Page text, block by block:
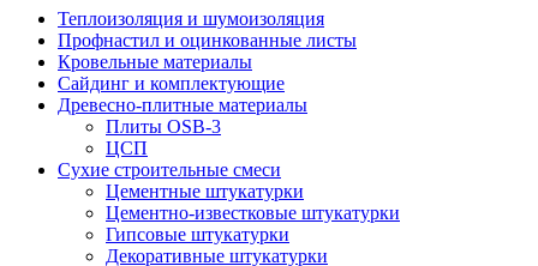
Теплоизоляция и шумоизоляция
Профнастил и оцинкованные листы
Кровельные материалы
Сайдинг и комплектующие
Древесно-плитные материалы
Плиты OSB-3
ЦСП
Сухие строительные смеси
Цементные штукатурки
Цементно-известковые штукатурки
Гипсовые штукатурки
Декоративные штукатурки